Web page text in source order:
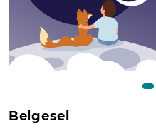
Belgesel